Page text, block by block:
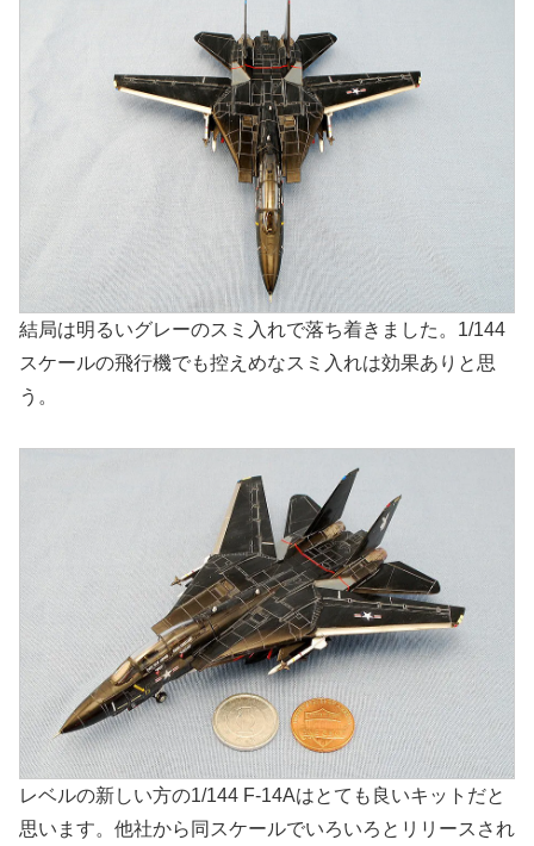
結局は明るいグレーのスミ入れで落ち着きました。1/144
スケールの飛行機でも控えめなスミ入れは効果ありと思
う。
レベルの新しい方の1/144 F-14Aはとても良いキットだと
思います。他社から同スケールでいろいろとリリースされ